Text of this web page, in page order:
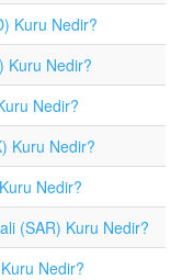
Kuru Nedir?
Kuru Nedir?
Nedir?
Kuru Nedir?
Nedir?
(SAR) Kuru Nedir?
Nedir?